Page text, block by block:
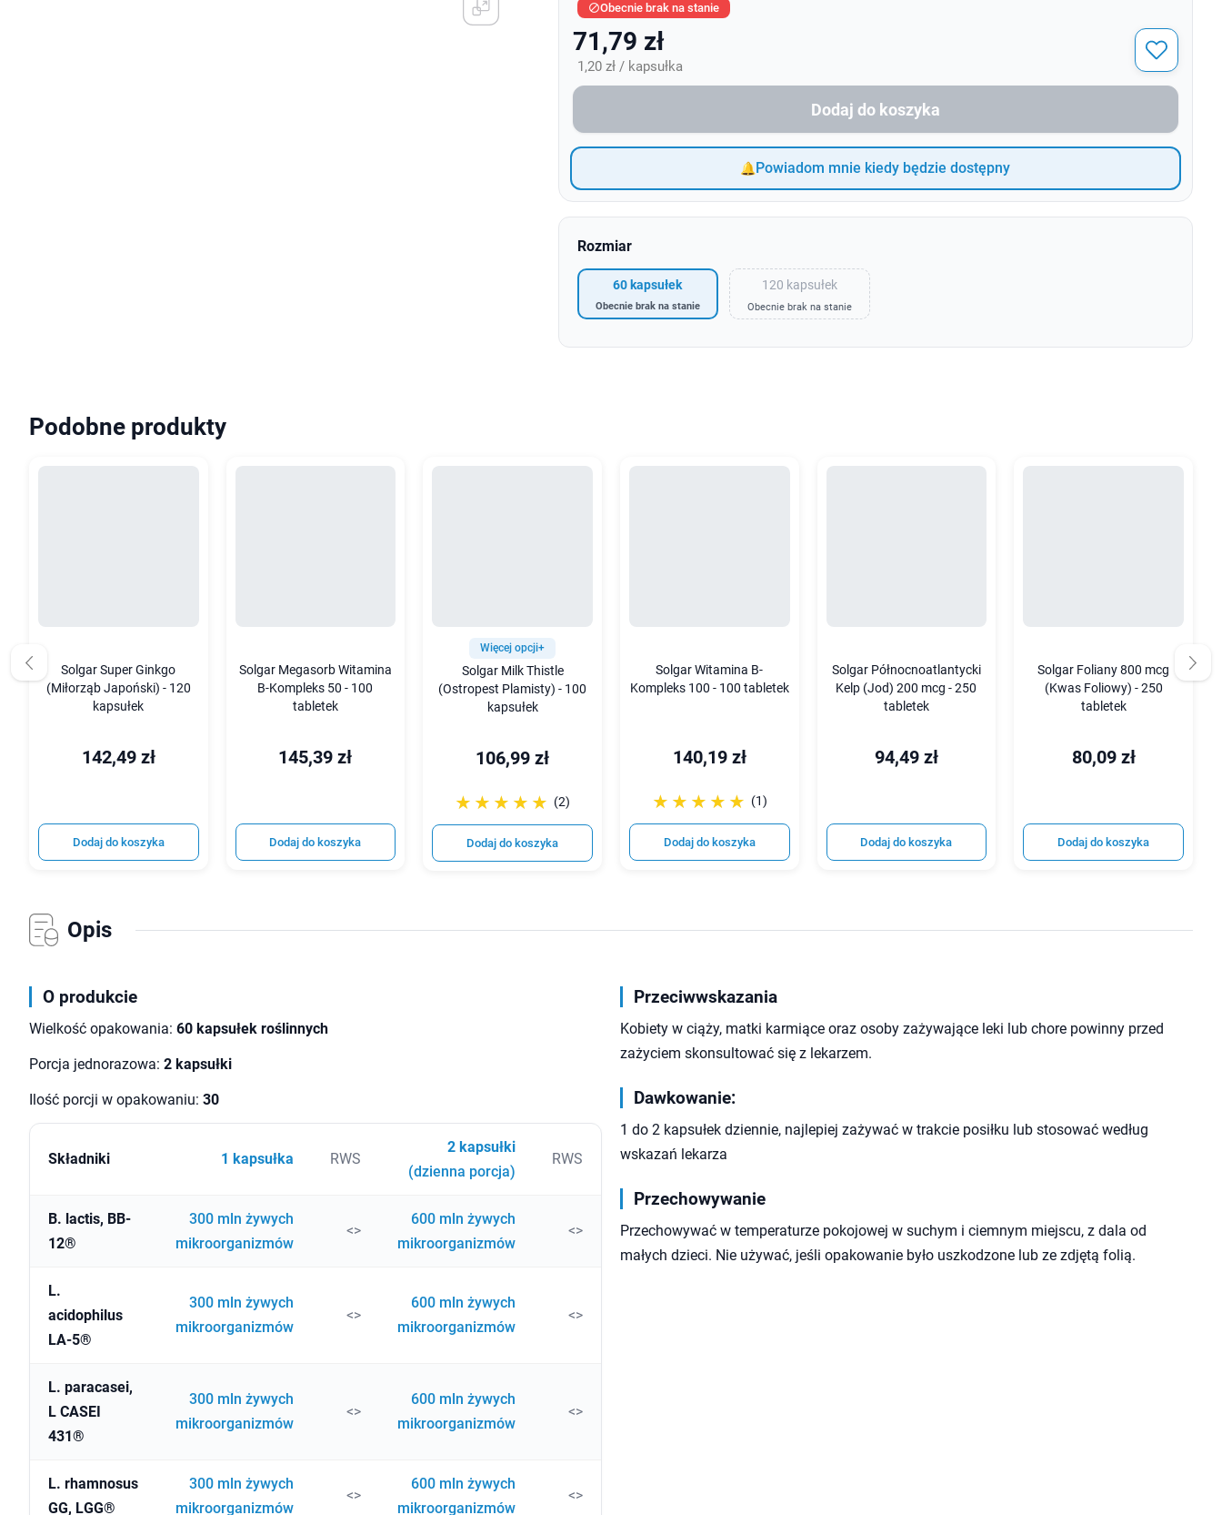
Obecnie brak na stanie
71,79 zł
1,20 zł / kapsułka
Dodaj do koszyka
Powiadom mnie kiedy będzie dostępny
Rozmiar
60 kapsułek
Obecnie brak na stanie
120 kapsułek
Obecnie brak na stanie
Podobne produkty
Solgar Super Ginkgo
(Miłorząb Japoński) - 120
kapsułek
142,49 zł
Dodaj do koszyka
Solgar Megasorb Witamina
B-Kompleks 50 - 100
tabletek
145,39 zł
Dodaj do koszyka
Więcej opcji+
Solgar Milk Thistle
(Ostropest Plamisty) - 100
kapsułek
106,99 zł
☆☆☆☆☆
★★★★★ (2)
Dodaj do koszyka
Solgar Witamina B-
Kompleks 100 - 100 tabletek
140,19 zł
☆☆☆☆☆
★★★★★ (1)
Dodaj do koszyka
Solgar Północnoatlantycki
Kelp (Jod) 200 mcg - 250
tabletek
94,49 zł
Dodaj do koszyka
Solgar Foliany 800 mcg
(Kwas Foliowy) - 250
tabletek
80,09 zł
Dodaj do koszyka
Opis
O produkcie
Wielkość opakowania: 60 kapsułek roślinnych
Porcja jednorazowa: 2 kapsułki
Ilość porcji w opakowaniu: 30
Składniki 1 kapsułka RWS
2 kapsułki
(dzienna porcja)
RWS
B. lactis, BB-
12®
300 mln żywych
mikroorganizmów
<>
600 mln żywych
mikroorganizmów
<>
L.
acidophilus
LA-5®
300 mln żywych
mikroorganizmów
<>
600 mln żywych
mikroorganizmów
<>
L. paracasei,
L CASEI
431®
300 mln żywych
mikroorganizmów
<>
600 mln żywych
mikroorganizmów
<>
L. rhamnosus
GG, LGG®
300 mln żywych
mikroorganizmów
<>
600 mln żywych
mikroorganizmów
<>
Przeciwwskazania
Kobiety w ciąży, matki karmiące oraz osoby zażywające leki lub chore powinny przed
zażyciem skonsultować się z lekarzem.
Dawkowanie:
1 do 2 kapsułek dziennie, najlepiej zażywać w trakcie posiłku lub stosować według
wskazań lekarza
Przechowywanie
Przechowywać w temperaturze pokojowej w suchym i ciemnym miejscu, z dala od
małych dzieci. Nie używać, jeśli opakowanie było uszkodzone lub ze zdjętą folią.